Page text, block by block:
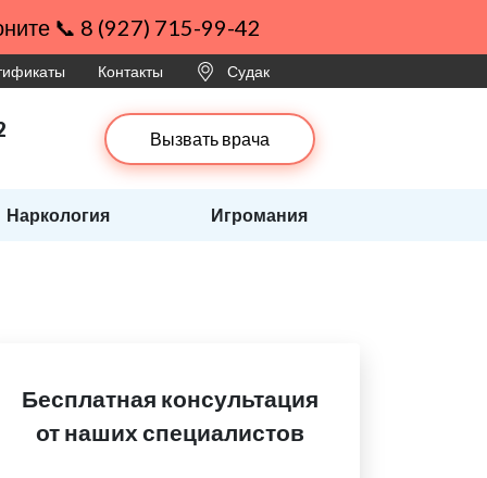
📞 8 (927) 715-99-42
Контакты Судак
Вызвать врача
Наркология Игромания
Бесплатная консультация
от наших специалистов